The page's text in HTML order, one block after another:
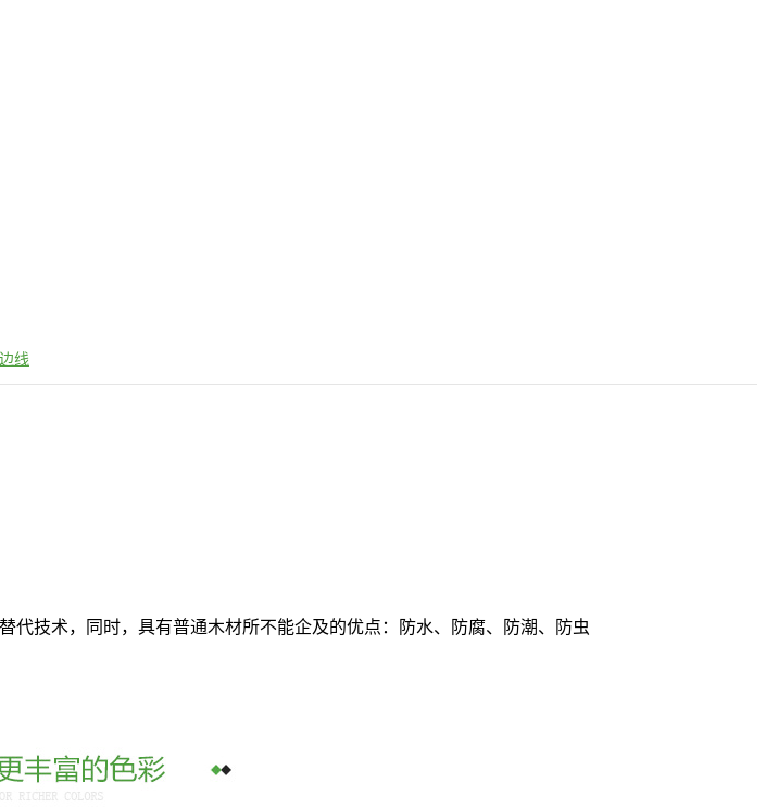
线
代技术，同时，具有普通木材所不能企及的优点：防水、防腐、防潮、防虫